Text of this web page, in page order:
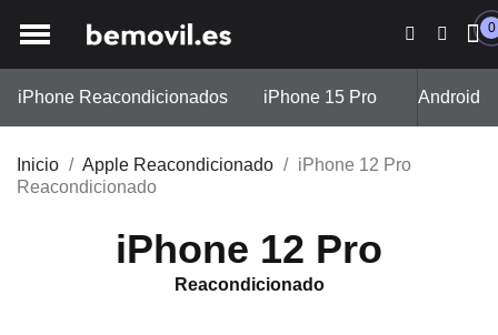
0
iPhone Reacondicionados iPhone 15 Pro iPhone 13
Android
Inicio Apple Reacondicionado
iPhone 12 Pro
Reacondicionado
iPhone 12 Pro
Reacondicionado